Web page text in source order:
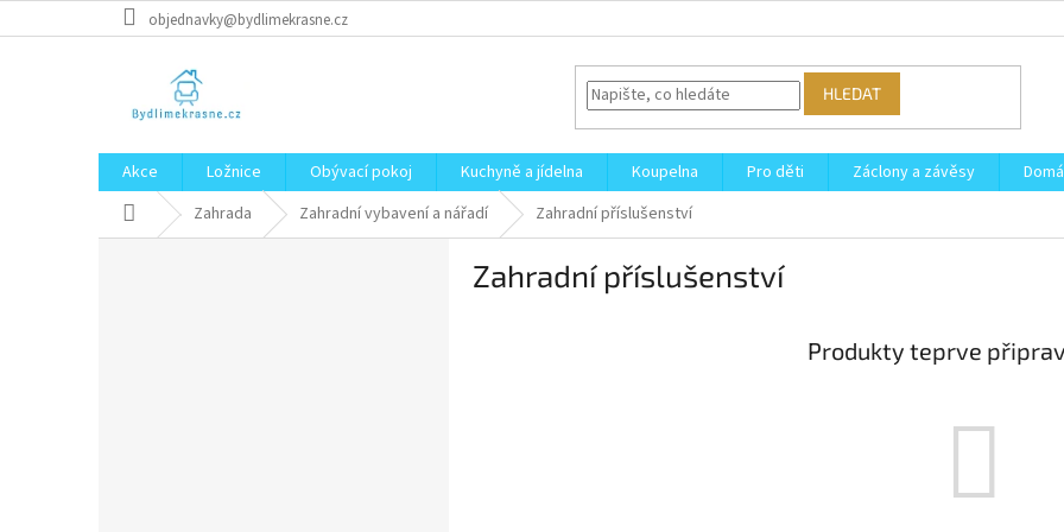
na
objednavky@bydlimekrasne.cz
HLEDAT
Akce Ložnice Obývací pokoj Kuchyně a jídelna Koupelna Pro děti Záclony a závěsy
Domů Zahrada Zahradní vybavení a nářadí Zahradní příslušenství
Zahradní příslušenství
Produkty teprve